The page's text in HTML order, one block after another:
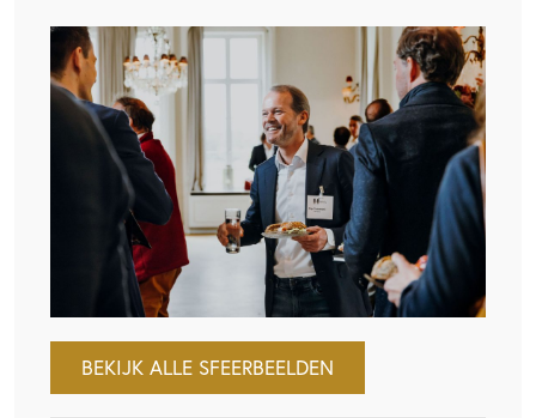
BEKIJK ALLE SFEERBEELDEN